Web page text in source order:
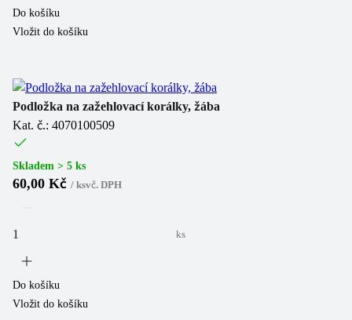
Do košíku
Vložit do košíku
Podložka na zažehlovací korálky, žába
Kat. č.: 4070100509
Skladem > 5 ks
60,00 Kč / ksvč. DPH
ks
Do košíku
Vložit do košíku